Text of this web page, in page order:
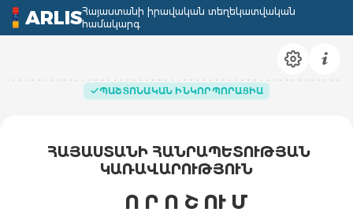
ARLISՀայաստանի իրավական տեղեկատվական
համակարգ
ՊԱՇՏՈՆԱԿԱՆ ԻՆԿՈՐՊՈՐԱՑԻԱ
ՀԱՅԱՍՏԱՆԻ ՀԱՆՐԱՊԵՏՈՒԹՅԱՆ
ԿԱՌԱՎԱՐՈՒԹՅՈՒՆ
Ո Ր Ո Շ ՈՒ Մ